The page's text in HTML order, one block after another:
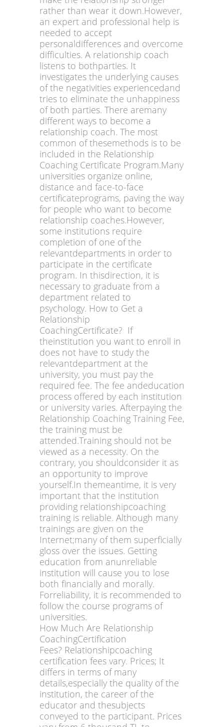
rather than wear it down.However,
an expert and professional help is
needed to accept
personaldifferences and overcome
difficulties. A relationship coach
listens to bothparties. It
investigates the underlying causes
of the negativities experiencedand
tries to eliminate the unhappiness
of both parties. There aremany
different ways to become a
relationship coach. The most
common of thesemethods is to be
included in the Relationship
Coaching Certificate Program.Many
universities organize online,
distance and face-to-face
certificateprograms, paving the way
for people who want to become
relationship coaches.However,
some institutions require
completion of one of the
relevantdepartments in order to
participate in the certificate
program. In thisdirection, it is
necessary to graduate from a
department related to
psychology. How to Get a
Relationship
CoachingCertificate? If
theinstitution you want to enroll in
does not have to study the
relevantdepartment at the
university, you must pay the
required fee. The fee andeducation
process offered by each institution
or university varies. Afterpaying the
Relationship Coaching Training Fee,
the training must be
attended.Training should not be
viewed as a necessity. On the
contrary, you shouldconsider it as
an opportunity to improve
yourself.In themeantime, it is very
important that the institution
providing relationshipcoaching
training is reliable. Although many
trainings are given on the
Internet;many of them superficially
gloss over the issues. Getting
education from anunreliable
institution will cause you to lose
both financially and morally.
Forreliability, it is recommended to
follow the course programs of
universities.
How Much Are Relationship
CoachingCertification
Fees? Relationshipcoaching
certification fees vary. Prices; It
differs in terms of many
details,especially the quality of the
institution, the career of the
educator and thesubjects
conveyed to the participant. Prices